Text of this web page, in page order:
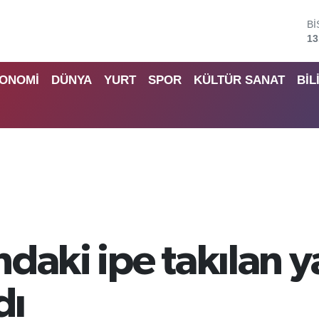
DÜNYA YURT SPOR KÜLTÜR SANAT
ipe takılan